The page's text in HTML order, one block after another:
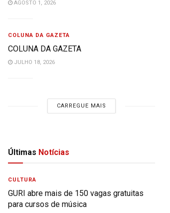
AGOSTO 1, 2026
COLUNA DA GAZETA
COLUNA DA GAZETA
JULHO 18, 2026
CARREGUE MAIS
Últimas Notícias
CULTURA
GURI abre mais de 150 vagas gratuitas
para cursos de música